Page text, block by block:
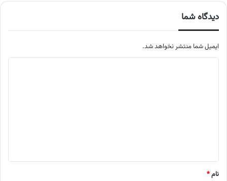
دیدگاه شما
ایمیل شما منتشر نخواهد شد.
انام*